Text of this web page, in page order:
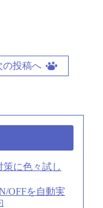
の投稿へ
に色々試し
OFFを自動実